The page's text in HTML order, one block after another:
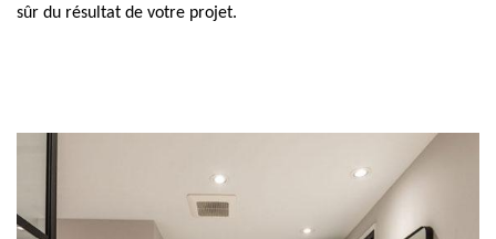
sûr du résultat de votre projet.